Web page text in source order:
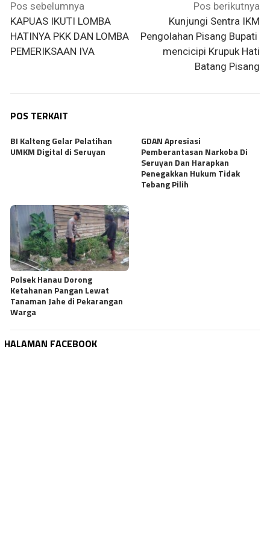
Navigasi
pos
Pos sebelumnya
KAPUAS IKUTI LOMBA
HATINYA PKK DAN LOMBA
PEMERIKSAAN IVA
Pos berikutnya
Kunjungi Sentra IKM
Pengolahan Pisang Bupati
mencicipi Krupuk Hati
Batang Pisang
POS TERKAIT
BI Kalteng Gelar Pelatihan
UMKM Digital di Seruyan
GDAN Apresiasi
Pemberantasan Narkoba Di
Seruyan Dan Harapkan
Penegakkan Hukum Tidak
Tebang Pilih
Polsek Hanau Dorong
Ketahanan Pangan Lewat
Tanaman Jahe di Pekarangan
Warga
HALAMAN FACEBOOK